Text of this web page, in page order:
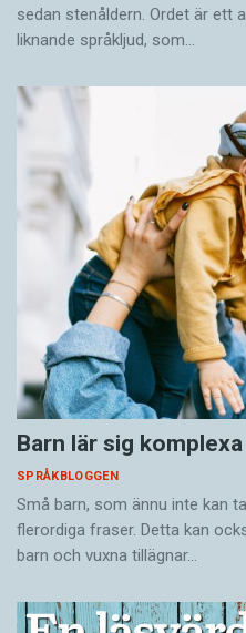
sedan stenåldern. Ordet är ett
liknande språkljud, som…
Barn lär sig
SPRÅKBLOGGEN
Små barn, som ännu inte kan
flerordiga fraser. Detta kan
barn och vuxna tillägnar…